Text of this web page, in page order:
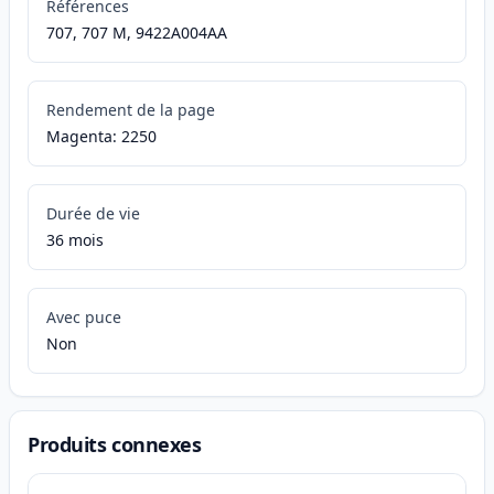
Références
707, 707 M, 9422A004AA
Rendement de la page
Magenta: 2250
Durée de vie
36 mois
Avec puce
Non
Produits connexes